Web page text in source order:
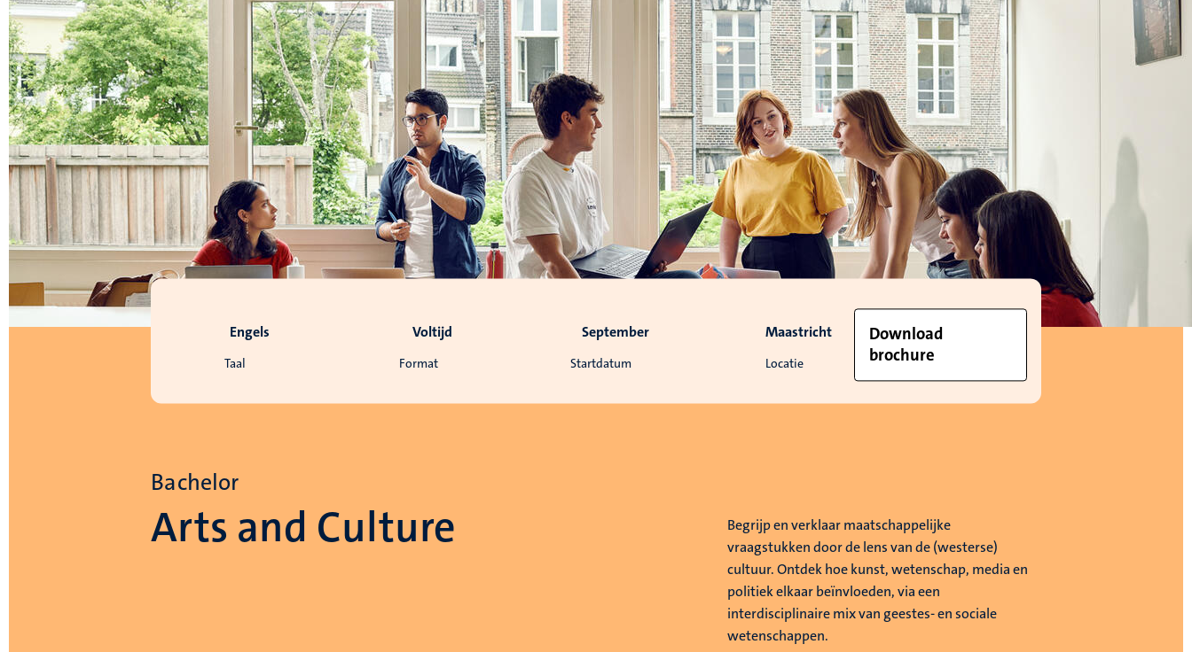
Taal
Engels
Format
Voltijd
Startdatum
September
Locatie
Maastricht
Download
brochure
Bachelor
Arts and Culture
Begrijp en verklaar maatschappelijke
vraagstukken door de lens van de (westerse)
cultuur. Ontdek hoe kunst, wetenschap, media en
politiek elkaar beïnvloeden, via een
interdisciplinaire mix van geestes- en sociale
wetenschappen.